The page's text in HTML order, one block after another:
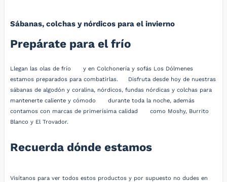
Sábanas, colchas y nórdicos para el invierno
Prepárate para el frío
Llegan las olas de frío
y en Colchonería y sofás Los Dólmenes
estamos preparados para combatirlas.
Disfruta desde hoy de nuestras
sábanas de algodón y coralina, nórdicos, fundas nórdicas y colchas para
mantenerte caliente y cómodo
durante toda la noche, además
contamos con marcas de primerísima calidad
como Moshy, Burrito
Blanco y El Trovador.
Recuerda dónde estamos
Visítanos para ver todos estos productos y por supuesto no dudes en